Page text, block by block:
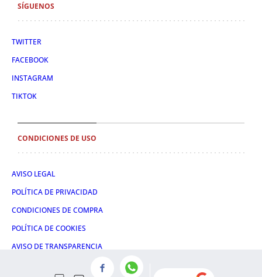
SÍGUENOS
TWITTER
FACEBOOK
INSTAGRAM
TIKTOK
CONDICIONES DE USO
AVISO LEGAL
POLÍTICA DE PRIVACIDAD
CONDICIONES DE COMPRA
POLÍTICA DE COOKIES
AVISO DE TRANSPARENCIA